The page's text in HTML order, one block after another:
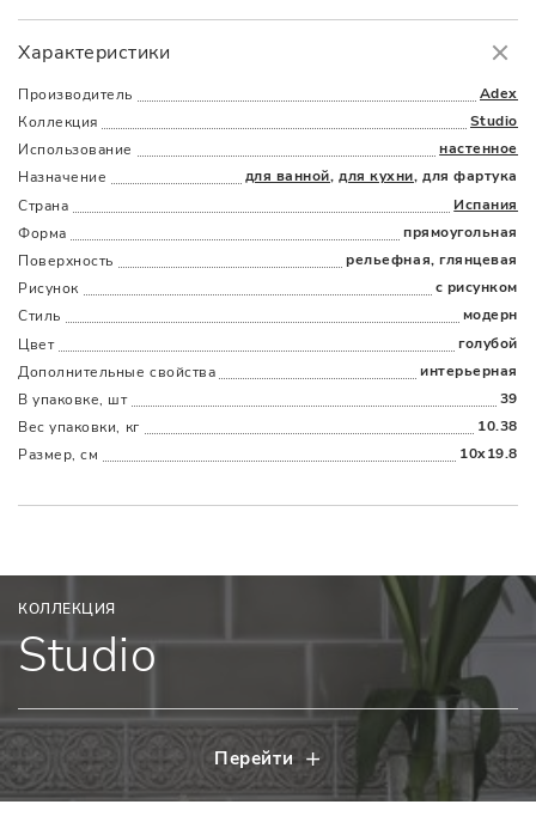
Характеристики
Производитель
Adex
Коллекция
Studio
Использование
настенное
Назначение
для ванной,для кухни, для фартука
Страна
Испания
Форма
прямоугольная
Поверхность
рельефная, глянцевая
Рисунок
с рисунком
Стиль
модерн
Цвет
голубой
Дополнительные cвойства
интерьерная
В упаковке, шт
39
Вес упаковки, кг
10.38
Размер, см
10x19.8
Доставка
НаличымиКартойПо счетуДолями
КОЛЛЕКЦИЯ
Studio
Перейти